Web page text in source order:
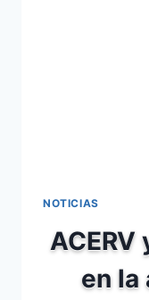
NOTICIAS
ACERV
en la